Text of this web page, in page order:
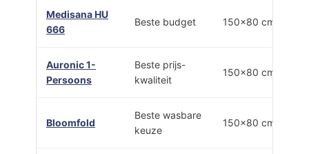
Medisana HU
666
Beste budget 150×80 cm
Auronic 1-
Persoons
Beste prijs-
kwaliteit
150×80 cm
Bloomfold
Beste wasbare
keuze
150×80 cm